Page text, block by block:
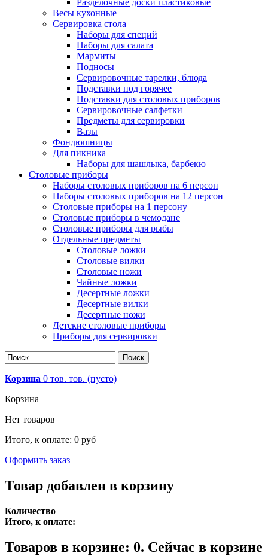
Разделочные доски пластиковые
Весы кухонные
Сервировка стола
Наборы для специй
Наборы для салата
Мармиты
Подносы
Сервировочные тарелки, блюда
Подставки под горячее
Подставки для столовых приборов
Сервировочные салфетки
Предметы для сервировки
Вазы
Фондюшницы
Для пикника
Наборы для шашлыка, барбекю
Столовые приборы
Наборы столовых приборов на 6 персон
Наборы столовых приборов на 12 персон
Столовые приборы на 1 персону
Столовые приборы в чемодане
Столовые приборы для рыбы
Отдельные предметы
Столовые ложки
Столовые вилки
Столовые ножи
Чайные ложки
Десертные ложки
Десертные вилки
Десертные ножи
Детские столовые приборы
Приборы для сервировки
Корзина 0 тов. тов. (пусто)
Корзина
Нет товаров
Итого, к оплате: 0 руб
Оформить заказ
Товар добавлен в корзину
Количество
Итого, к оплате:
Товаров в корзине: 0. Сейчас в корзине